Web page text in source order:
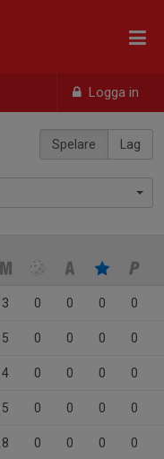
Logga in
Spelare Lag
3 0 0 0 0
5 0 0 0 0
4 0 0 0 0
5 0 0 0 0
8 0 0 0 0